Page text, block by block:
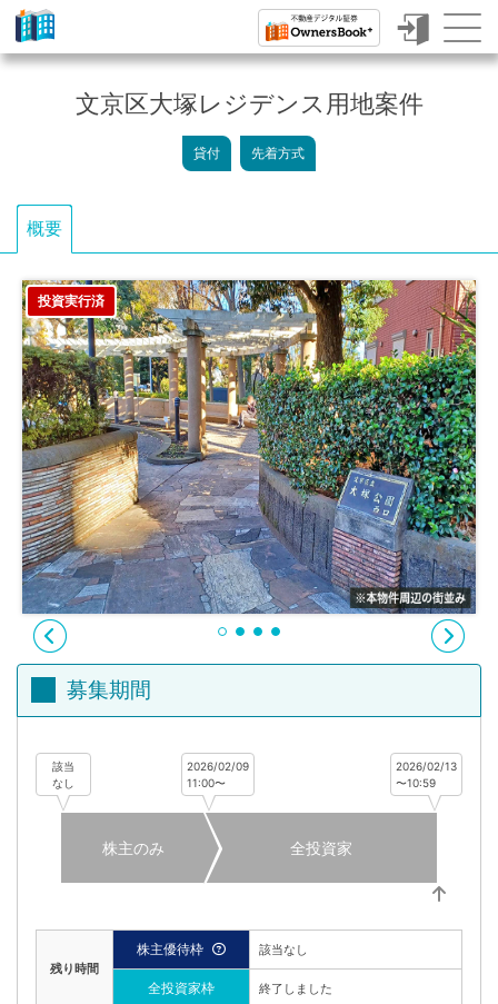
ク
フ
ァ
ン
デ
ィ
ン
グ
で
不
動
産
投
資
OwnersBook
文京区大塚レジデンス用地案件
貸付 先着方式
概要
投資実行済
募集期間
該当
なし
2026/02/09
11:00〜
2026/02/13
〜10:59
株主のみ 全投資家
残り時間
株主優待枠 該当なし
全投資家枠 終了しました